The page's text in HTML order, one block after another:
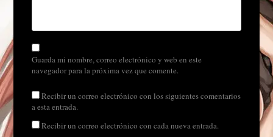
Guarda mi nombre, correo electrónico y web en este
navegador para la próxima vez que comente.
Recibir un correo electrónico con los siguientes comentarios
a esta entrada.
Recibir un correo electrónico con cada nueva entrada.